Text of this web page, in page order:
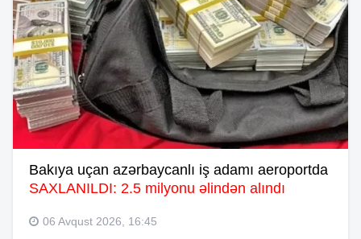
Bakıya uçan azərbaycanlı iş adamı aeroportda
SAXLANILDI: 2.5 milyonu əlindən alındı
06 Avqust 2026, 16:45